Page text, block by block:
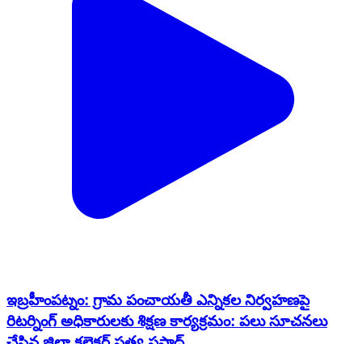
ఇబ్రహీంపట్నం: గ్రామ పంచాయతీ ఎన్నికల నిర్వహణపై
రిటర్నింగ్ అధికారులకు శిక్షణ కార్యక్రమం: పలు సూచనలు